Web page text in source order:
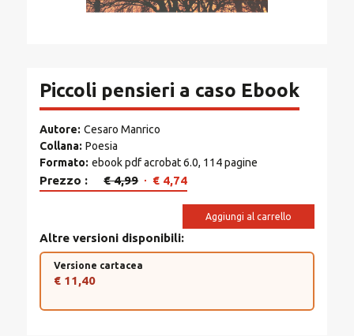
Piccoli pensieri a caso Ebook
Autore Cesaro Manrico
Collana Poesia
Formato ebook pdf acrobat 6.0, 114 pagine
Prezzo €4,99 Il
era:
€ 4,99.
€ 4,74Il
attuale
€ 4,74.
Aggiungi al carrello
Altre versioni disponibili
Versione cartacea
€ 11,40